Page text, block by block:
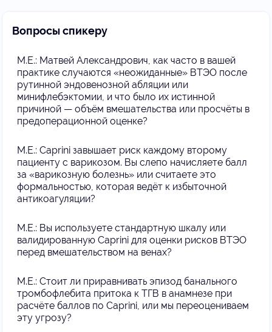
Вопросы спикеру
М.Е.: Матвей Александрович, как часто в вашей
практике случаются «неожиданные» ВТЭО после
рутинной эндовенозной абляции или
минифлебэктомии, и что было их истинной
причиной — объём вмешательства или просчёты в
предоперационной оценке?
М.Е.: Caprini завышает риск каждому второму
пациенту с варикозом. Вы слепо начисляете балл
за «варикозную болезнь» или считаете это
формальностью, которая ведёт к избыточной
антикоагуляции?
М.Е.: Вы используете стандартную шкалу или
валидированную Caprini для оценки рисков ВТЭО
перед вмешательством на венах?
М.Е.: Стоит ли приравнивать эпизод банального
тромбофлебита притока к ТГВ в анамнезе при
расчёте баллов по Caprini, или мы переоцениваем
эту угрозу?